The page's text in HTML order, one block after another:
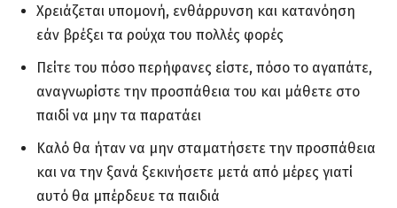
Χρειάζεται υπομονή, ενθάρρυνση και κατανόηση
εάν βρέξει τα ρούχα του πολλές φορές
Πείτε του πόσο περήφανες είστε, πόσο το αγαπάτε,
αναγνωρίστε την προσπάθεια του και μάθετε στο
παιδί να μην τα παρατάει
Καλό θα ήταν να μην σταματήσετε την προσπάθεια
και να την ξανά ξεκινήσετε μετά από μέρες γιατί
αυτό θα μπέρδευε τα παιδιά